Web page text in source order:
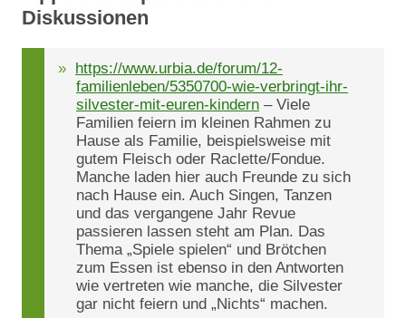
Diskussionen
https://www.urbia.de/forum/12-
familienleben/5350700-wie-verbringt-ihr-
silvester-mit-euren-kindern – Viele
Familien feiern im kleinen Rahmen zu
Hause als Familie, beispielsweise mit
gutem Fleisch oder Raclette/Fondue.
Manche laden hier auch Freunde zu sich
nach Hause ein. Auch Singen, Tanzen
und das vergangene Jahr Revue
passieren lassen steht am Plan. Das
Thema „Spiele spielen“ und Brötchen
zum Essen ist ebenso in den Antworten
wie vertreten wie manche, die Silvester
gar nicht feiern und „Nichts“ machen.